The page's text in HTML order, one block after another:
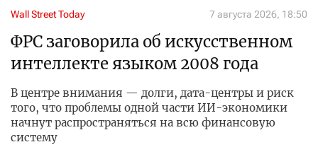
Wall Street Today 7 августа 2026, 18:50
ФРС заговорила об искусственном
интеллекте языком 2008 года
В центре внимания — долги, дата-центры и риск
того, что проблемы одной части ИИ-экономики
начнут распространяться на всю финансовую
систему